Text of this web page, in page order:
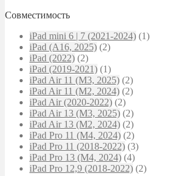
Совместимость
iPad mini 6 | 7 (2021-2024) (1)
iPad (A16, 2025) (2)
iPad (2022) (2)
iPad (2019-2021) (1)
iPad Air 11 (M3, 2025) (2)
iPad Air 11 (M2, 2024) (2)
iPad Air (2020-2022) (2)
iPad Air 13 (M3, 2025) (2)
iPad Air 13 (M2, 2024) (2)
iPad Pro 11 (M4, 2024) (2)
iPad Pro 11 (2018-2022) (3)
iPad Pro 13 (M4, 2024) (4)
iPad Pro 12,9 (2018-2022) (2)